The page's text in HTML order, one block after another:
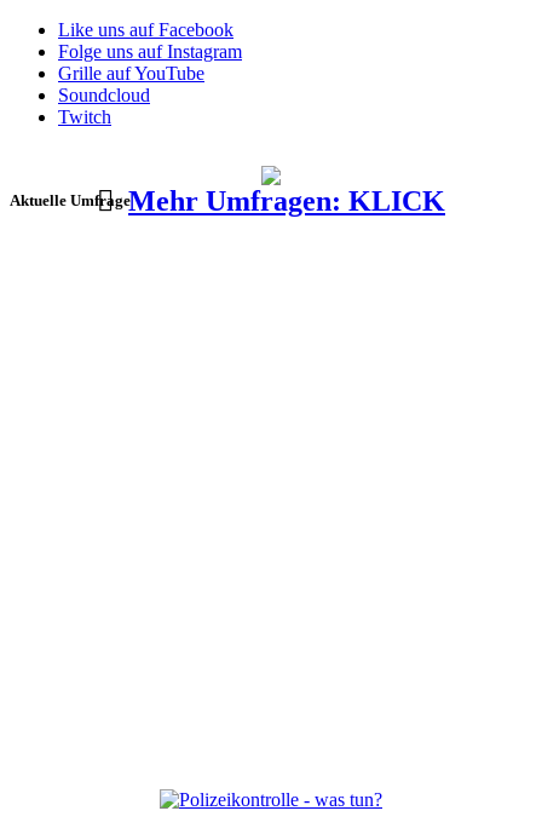
Like uns auf Facebook
Folge uns auf Instagram
Grille auf YouTube
Soundcloud
Twitch
Aktuelle UmfrageMehr Umfragen: KLICK